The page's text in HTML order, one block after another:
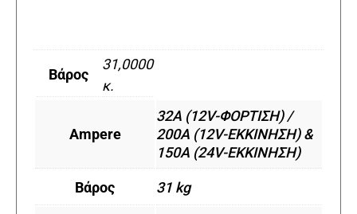
Βάρος
31,0000
κ.
Ampere
32A (12V-ΦΟΡΤΙΣΗ) /
200Α (12V-ΕΚΚΙΝΗΣΗ) &
150A (24V-ΕΚΚΙΝΗΣΗ)
Βάρος 31 kg